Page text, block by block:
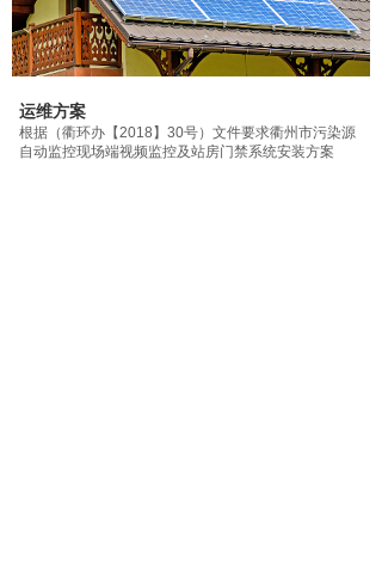
运维方案
根据（衢环办【2018】30号）文件要求衢州市污染源
自动监控现场端视频监控及站房门禁系统安装方案